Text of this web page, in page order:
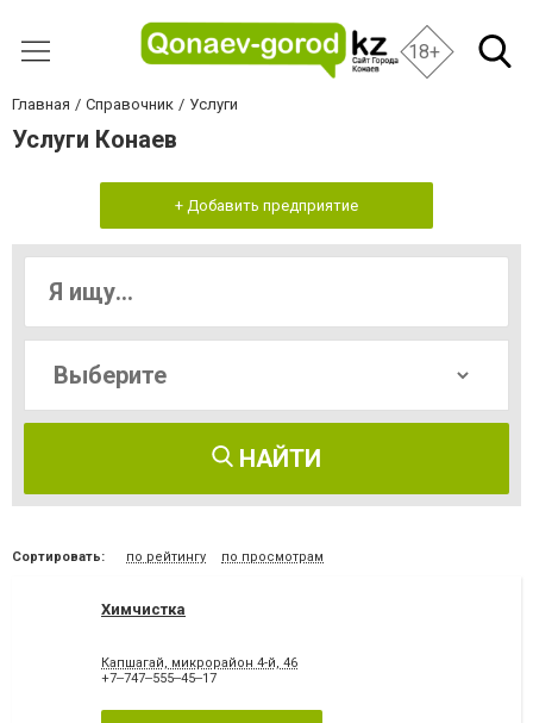
18+
Главная Справочник Услуги
Услуги Конаев
+ Добавить предприятие
НАЙТИ
Сортировать: по рейтингу по просмотрам
Химчистка
Капшагай, микрорайон 4-й, 46
+7‒747‒555‒45‒17